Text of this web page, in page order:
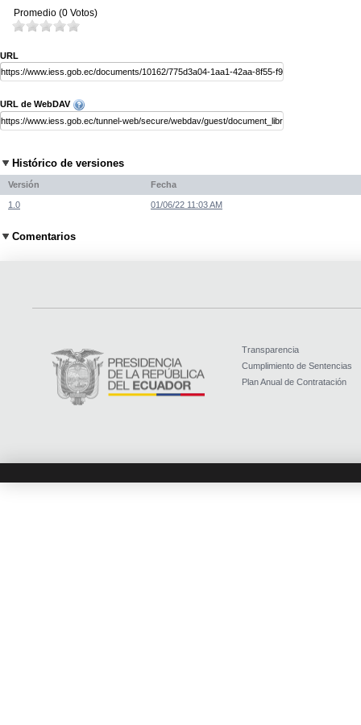
Promedio (0 Votos)
URL
URL de WebDAV
Histórico de versiones
Versión Fecha
1.0 01/06/22 11:03 AM
Comentarios
Transparencia
Cumplimiento de Sentencias
Plan Anual de Contratación